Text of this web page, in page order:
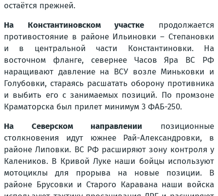
остаётся прежней.
На Константиновском участке продолжается
противостояние в районе Ильиновки – Степановки
и в центральной части Константиновки. На
восточном фланге, севернее Часов Яра ВС РФ
наращивают давление на ВСУ возле Миньковки и
Голубовки, стараясь расшатать оборону противника
и выбить его с занимаемых позиций. По промзоне
Краматорска был прилет минимум 3 ФАБ-250.
На Северском направлении позиционные
столкновения идут южнее Рай-Александровки, в
районе Липовки. ВС РФ расширяют зону контроля у
Калеников. В Кривой Луке наши бойцы используют
мотоциклы для прорыва на новые позиции. В
районе Брусовки и Старого Каравана наши войска